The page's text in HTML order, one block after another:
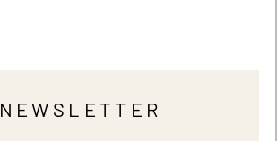
NEWSLETTER